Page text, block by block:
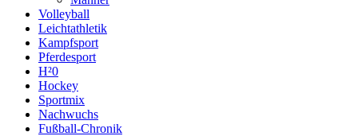
Volleyball
Leichtathletik
Kampfsport
Pferdesport
H²0
Hockey
Sportmix
Nachwuchs
Fußball-Chronik